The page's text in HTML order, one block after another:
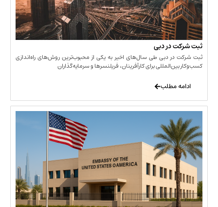
در دبی
دبی طی سال‌های اخیر به یکی از محبوب‌ترین روش‌های راه‌اندازی
برای کارآفرینان، فریلنسرها و سرمایه‌گذاران